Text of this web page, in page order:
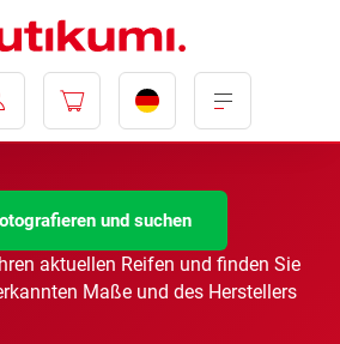
und suchen
aktuellen Reifen und finden Sie
Maße und des Herstellers